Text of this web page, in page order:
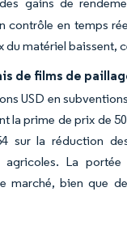
contrôle en temps
matériel baissent,
de films de
USD en
la prime de prix de
sur la réduction
La
marché, bien que